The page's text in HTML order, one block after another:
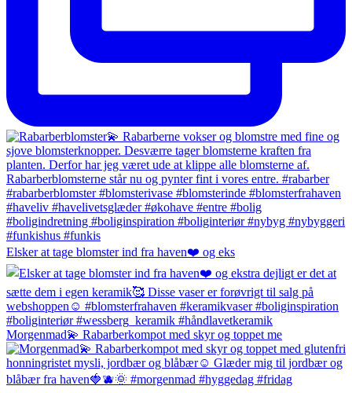
Elsker at tage blomster ind fra haven❤️ og eks
Morgenmad💫 Rabarberkompot med skyr og toppet me